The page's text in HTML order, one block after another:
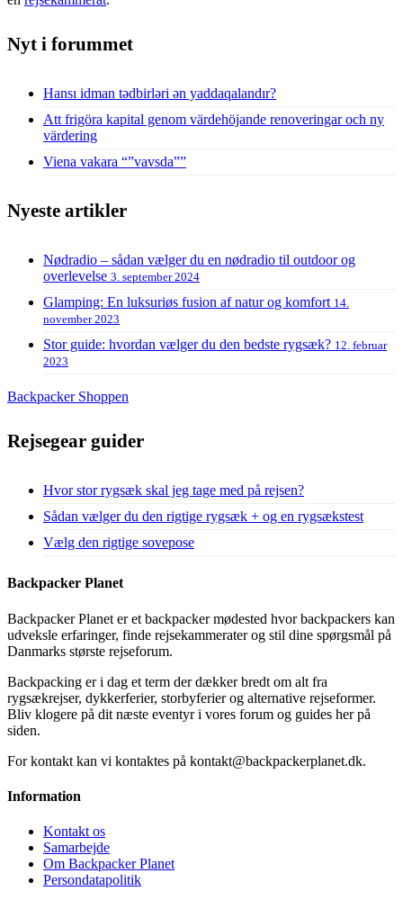
Nyt i forummet
Hansı idman tədbirləri ən yaddaqalandır?
Att frigöra kapital genom värdehöjande renoveringar och ny
värdering
Viena vakara “”vavsda””
Nyeste artikler
Nødradio – sådan vælger du en nødradio til outdoor og
overlevelse 3. september 2024
Glamping: En luksuriøs fusion af natur og komfort 14.
november 2023
Stor guide: hvordan vælger du den bedste rygsæk? 12. februar
2023
Backpacker Shoppen
Rejsegear guider
Hvor stor rygsæk skal jeg tage med på rejsen?
Sådan vælger du den rigtige rygsæk + og en rygsækstest
Vælg den rigtige sovepose
Backpacker Planet
Backpacker Planet er et backpacker mødested hvor backpackers kan
udveksle erfaringer, finde rejsekammerater og stil dine spørgsmål på
Danmarks største rejseforum.
Backpacking er i dag et term der dækker bredt om alt fra
rygsækrejser, dykkerferier, storbyferier og alternative rejseformer.
Bliv klogere på dit næste eventyr i vores forum og guides her på
siden.
For kontakt kan vi kontaktes på kontakt@backpackerplanet.dk.
Information
Kontakt os
Samarbejde
Om Backpacker Planet
Persondatapolitik